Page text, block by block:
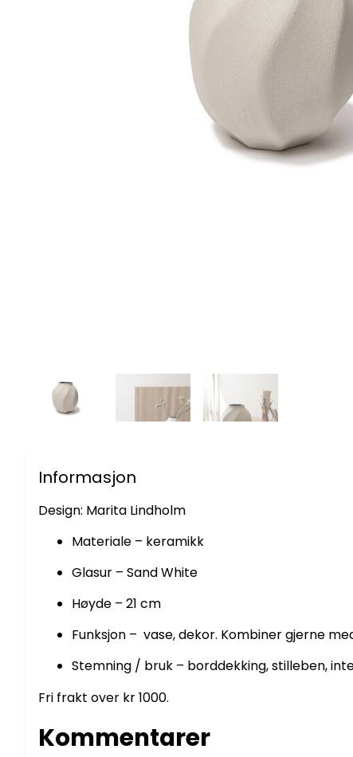
Informasjon
Design: Marita Lindholm
Materiale – keramikk
Glasur – Sand White
Høyde – 21 cm
Funksjon – vase, dekor. Kombiner gjerne
Stemning / bruk – borddekking, stilleben,
Fri frakt over kr 1000.
Kommentarer